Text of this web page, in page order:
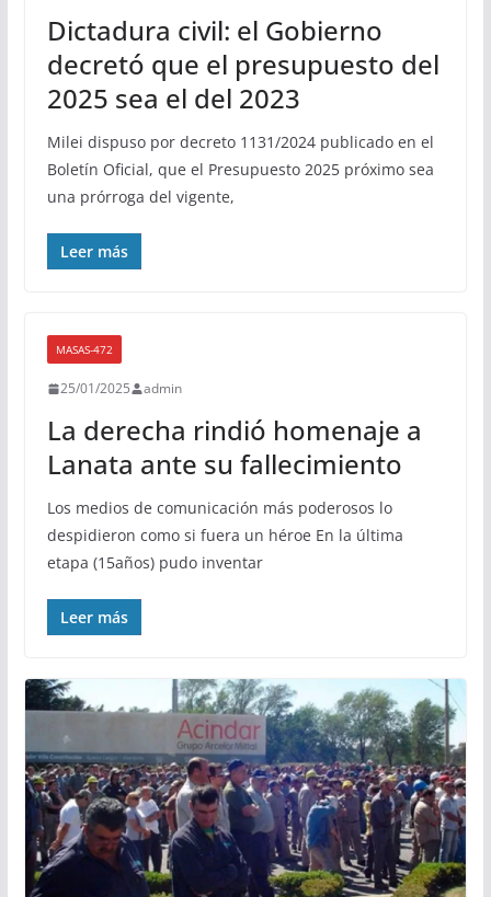
Dictadura civil: el Gobierno
decretó que el presupuesto del
2025 sea el del 2023
Milei dispuso por decreto 1131/2024 publicado en el
Boletín Oficial, que el Presupuesto 2025 próximo sea
una prórroga del vigente,
Leer más
MASAS-472
25/01/2025 admin
La derecha rindió homenaje a
Lanata ante su fallecimiento
Los medios de comunicación más poderosos lo
despidieron como si fuera un héroe En la última
etapa (15años) pudo inventar
Leer más